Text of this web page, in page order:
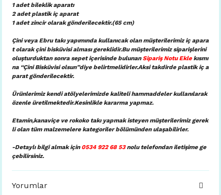
1 adet bileklik aparatı
2 adet plastik iç aparat
1 adet zincir olarak gönderilecektir.(65 cm)
Çini veya Ebru takı yapımında kullanıcak olan müşterilerimiz iç apara
t olarak çini bisküvisi alması gereklidir.Bu müşterilerimiz siparişlerini
oluşturduktan sonra sepet içerisinde bulunanSipariş Notu Eklekısmı
na “Çini Bisküvisi olsun”diye belirtmelidirler.Aksi takdirde plastik iç a
parat gönderilecektir.
Ürünlerimiz kendi atölyelerimizde kaliteli hammaddeler kullanılarak
özenle üretilmektedir.Kesinlikle kararma yapmaz.
Etamin,kanaviçe ve rokoko takı yapmak isteyen müşterilerimiz gerek
li olan tüm malzemelere kategoriler bölümünden ulaşabilirler.
-Detaylı bilgi almak için 0534 922 68 53nolu telefondan iletişime ge
çebilirsiniz.
Yorumlar